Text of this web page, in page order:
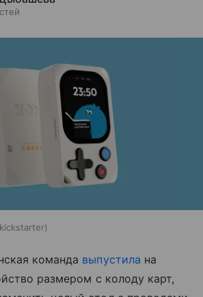
kickstarter
команда выпустила на
размером с колоду карт,